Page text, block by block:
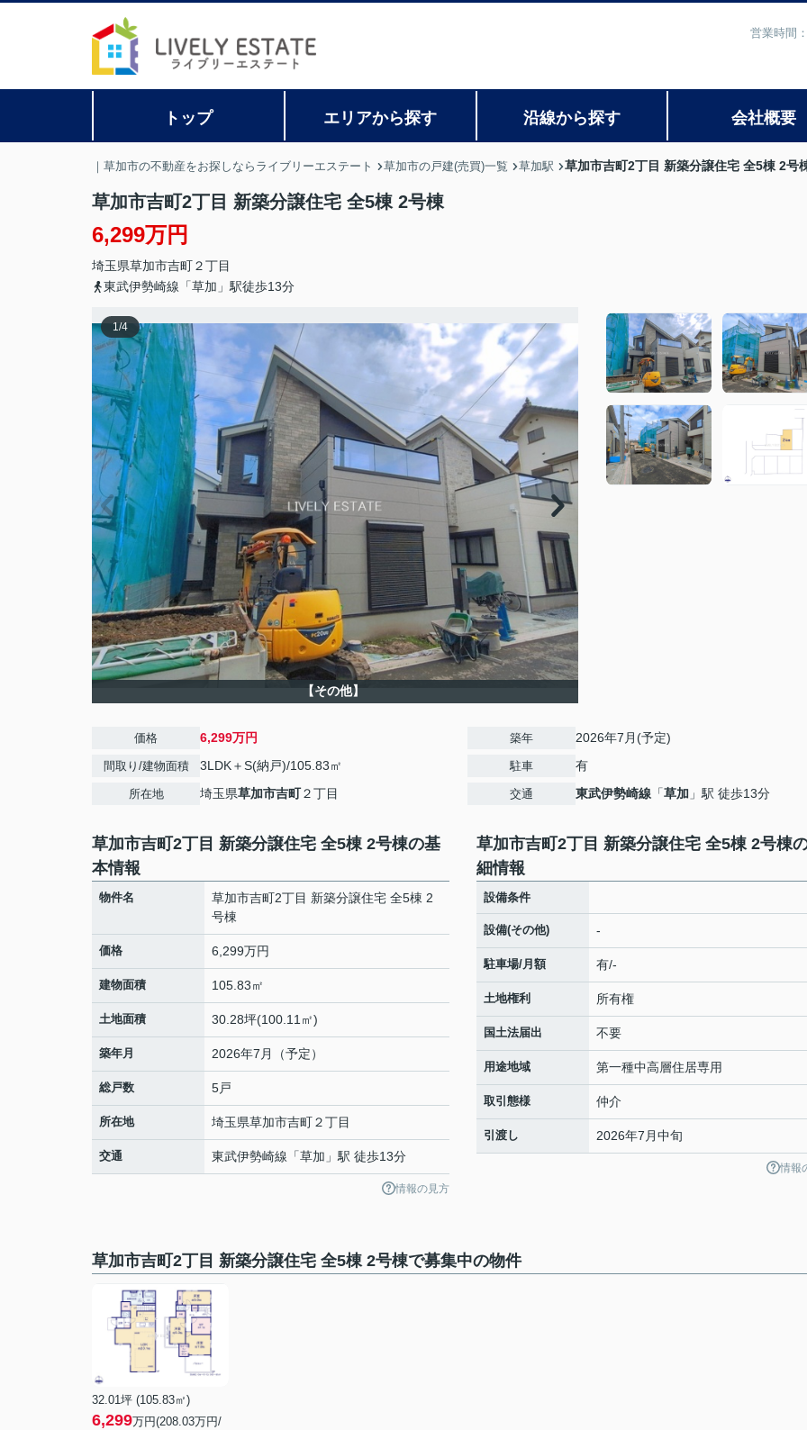
営業時間
トップ エリアから探す 沿線から探す 会社概要
｜草加市の不動産をお探しならライブリーエステート 草加市の戸建(売買)一覧 草加駅 草加市吉町2丁目 新築分譲住宅 全5棟 2号
草加市吉町2丁目 新築分譲住宅 全5棟 2号棟
6,299万円
埼玉県草加市吉町２丁目
東武伊勢崎線「草加」駅徒歩13分
1/4
【その他】
価格 6,299万円
間取り/建物面積 3LDK＋S(納戸)/105.83㎡
所在地 埼玉県草加市吉町２丁目
築年 2026年7月(予定)
駐車 有
交通 東武伊勢崎線 「草加 」駅 徒歩13分
草加市吉町2丁目 新築分譲住宅 全5棟 2号棟の基
本情報
物件名
草加市吉町2丁目 新築分譲住宅 全5棟 2
号棟
価格 6,299万円
建物面積 105.83㎡
土地面積 30.28坪(100.11㎡)
築年月 2026年7月（予定）
総戸数 5戸
所在地 埼玉県草加市吉町２丁目
交通 東武伊勢崎線 「草加 」駅 徒歩13分
情報の見方
草加市吉町2丁目 新築分譲住宅 全5棟 2号棟
細情報
設備条件
設備(その他) -
駐車場/月額 有/-
土地権利 所有権
国土法届出 不要
用途地域 第一種中高層住居専用
取引態様 仲介
引渡し 2026年7月中旬
情報
草加市吉町2丁目 新築分譲住宅 全5棟 2号棟で募集中の物件
32.01坪 (105.83㎡)
6,299万円(208.03万円/